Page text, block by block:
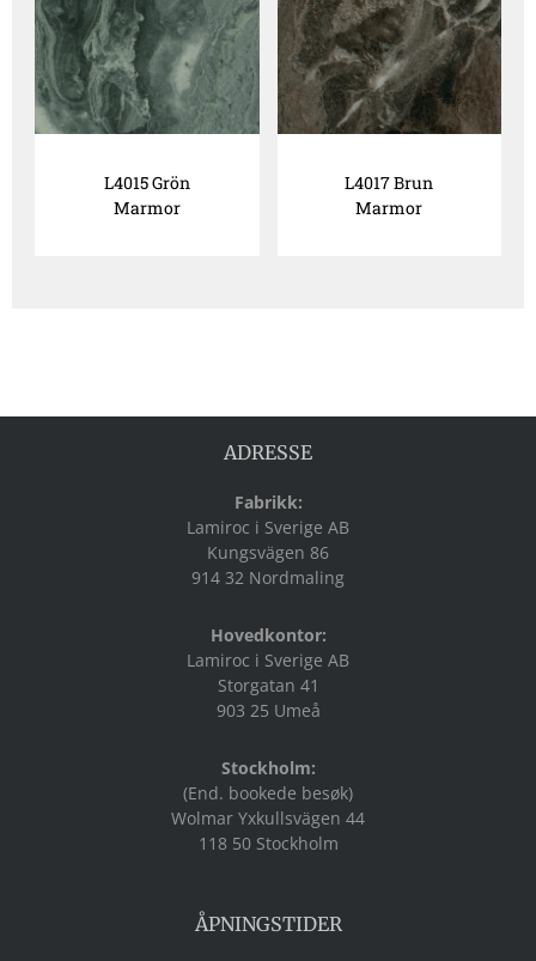
L4015 Grön
Marmor
L4017 Brun
Marmor
ADRESSE
Fabrikk:
Lamiroc i Sverige AB
Kungsvägen 86
914 32 Nordmaling
Hovedkontor:
Lamiroc i Sverige AB
Storgatan 41
903 25 Umeå
Stockholm:
(End. bookede besøk)
Wolmar Yxkullsvägen 44
118 50 Stockholm
ÅPNINGSTIDER